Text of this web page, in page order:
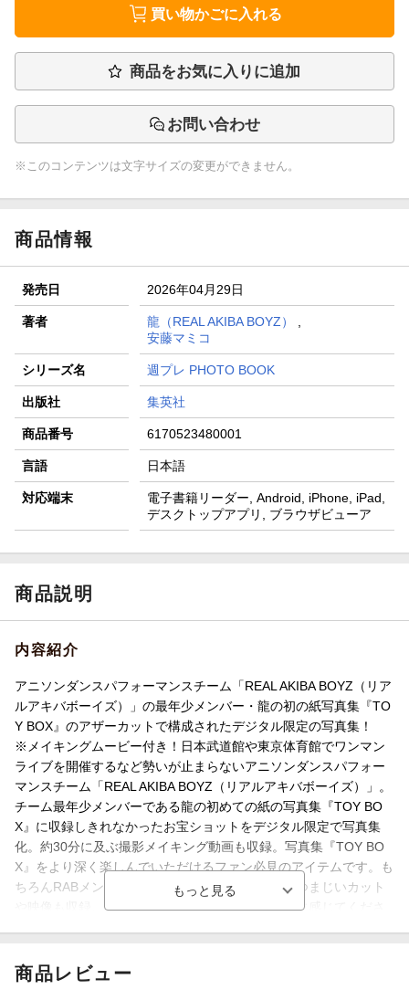
買い物かごに入れる
商品をお気に入りに追加
お問い合わせ
※このコンテンツは文字サイズの変更ができません。
商品情報
発売日 2026年04月29日
著者 龍（REAL AKIBA BOYZ）
,
安藤マミコ
シリーズ名 週プレ PHOTO BOOK
出版社 集英社
商品番号 6170523480001
言語 日本語
対応端末
電子書籍リーダー, Android, iPhone, iPad,
デスクトップアプリ, ブラウザビューア
商品説明
内容紹介
アニソンダンスパフォーマンスチーム「REAL AKIBA BOYZ（リア
ルアキバボーイズ）」の最年少メンバー・龍の初の紙写真集『TO
Y BOX』のアザーカットで構成されたデジタル限定の写真集！
※メイキングムービー付き！日本武道館や東京体育館でワンマン
ライブを開催するなど勢いが止まらないアニソンダンスパフォー
マンスチーム「REAL AKIBA BOYZ（リアルアキバボーイズ）」。
チーム最年少メンバーである龍の初めての紙の写真集『TOY BO
X』に収録しきれなかったお宝ショットをデジタル限定で写真集
化。約30分に及ぶ撮影メイキング動画も収録。写真集『TOY BO
X』をより深く楽しんでいただけるファン必見のアイテムです。も
ちろんRABメンバーやタッグを組む勇太との仲むつまじいカット
や映像も収録。まぶしすぎる龍のきらめきを存分に感じてくださ
商品レビュー